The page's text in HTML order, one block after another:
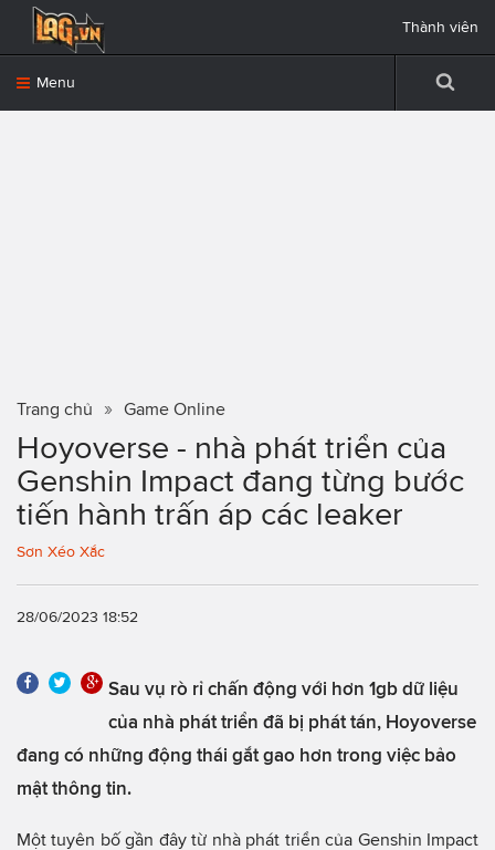
Menu
Thành viên
Trang chủ Game Online
Hoyoverse - nhà phát triển của
Genshin Impact đang từng bước
tiến hành trấn áp các leaker
Sơn Xéo Xắc
28/06/2023 18:52
Sau vụ rò rỉ chấn động với hơn 1gb dữ liệu
của nhà phát triển đã bị phát tán, Hoyoverse
đang có những động thái gắt gao hơn trong việc bảo
mật thông tin.
Một tuyên bố gần đây từ nhà phát triển của Genshin Impact